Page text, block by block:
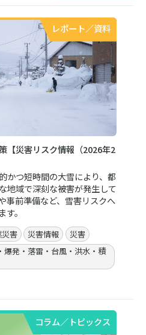
レポート／資料
【災害リスク情報（2026年2
かつ短時間の大雪により、都
地域で深刻な被害が発生して
事前準備など、雪害リスクへ
。
害 災害情報
災害
爆発・落雷・台風・洪水・積
コラム／トピックス